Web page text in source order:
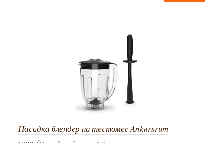
Насадка блендер на тестомес Ankarsrum